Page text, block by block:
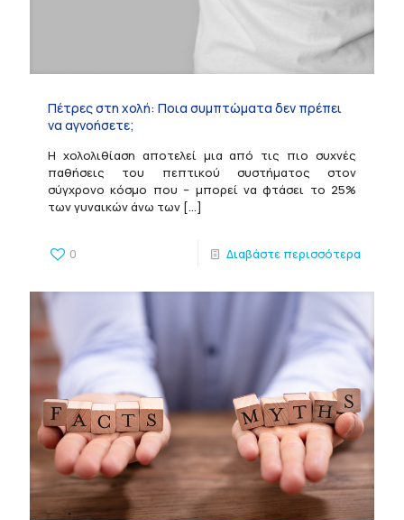
Πέτρες στη χολή: Ποια συμπτώματα δεν πρέπει
να αγνοήσετε;
Η χολολιθίαση αποτελεί μια από τις πιο συχνές
παθήσεις του πεπτικού συστήματος στον
σύγχρονο κόσμο που – μπορεί να φτάσει το 25%
των γυναικών άνω των […]
0 Διαβάστε περισσότερα